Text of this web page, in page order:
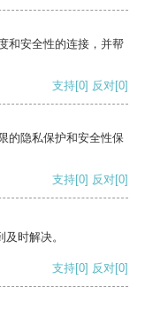
和安全性的连接，并帮
支持[0] 反对[0]
的隐私保护和安全性保
支持[0] 反对[0]
时解决。
支持[0] 反对[0]